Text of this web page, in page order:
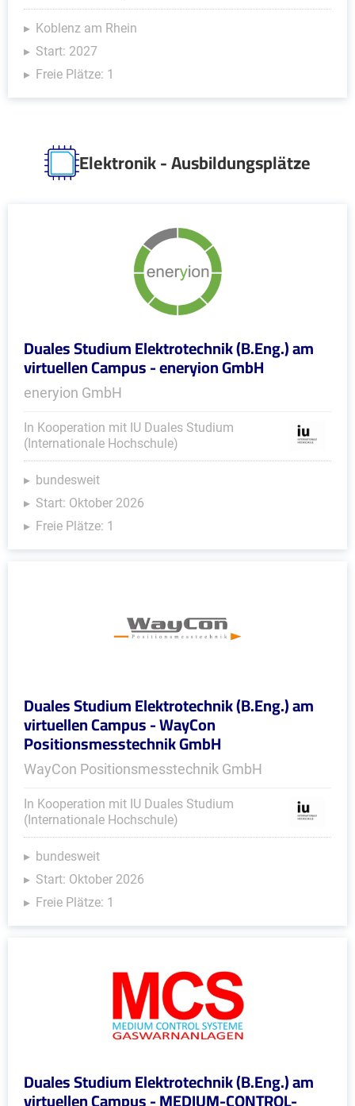
Koblenz am Rhein
Start: 2027
Freie Plätze: 1
Elektronik - Ausbildungsplätze
Duales Studium Elektrotechnik (B.Eng.) am
virtuellen Campus - eneryion GmbH
eneryion GmbH
In Kooperation mit IU Duales Studium
(Internationale Hochschule)
bundesweit
Start: Oktober 2026
Freie Plätze: 1
Duales Studium Elektrotechnik (B.Eng.) am
virtuellen Campus - WayCon
Positionsmesstechnik GmbH
WayCon Positionsmesstechnik GmbH
In Kooperation mit IU Duales Studium
(Internationale Hochschule)
bundesweit
Start: Oktober 2026
Freie Plätze: 1
Duales Studium Elektrotechnik (B.Eng.) am